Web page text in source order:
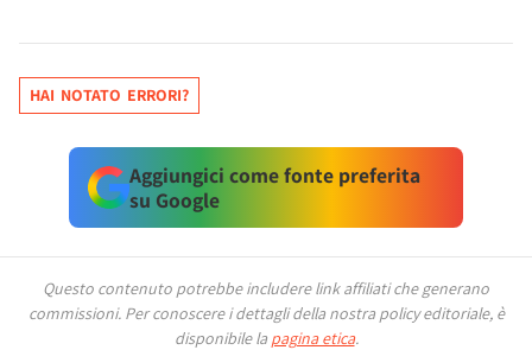
HAI NOTATO ERRORI?
Aggiungici come fonte preferita
su Google
Questo contenuto potrebbe includere link affiliati che generano
commissioni. Per conoscere i dettagli della nostra policy editoriale, è
disponibile la pagina etica.